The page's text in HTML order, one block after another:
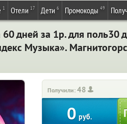
1 Отели 17 Дети 6 Промокоды 49
дней за 1р. для поль30
Музыка».
Получили:48
0 руб.